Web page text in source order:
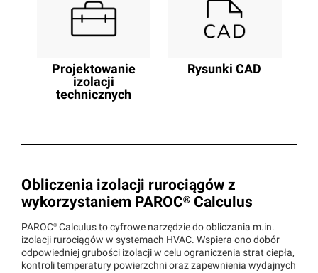
Projektowanie
izolacji
technicznych
Rysunki CAD
Obliczenia izolacji rurociągów z
wykorzystaniem PAROC® Calculus
PAROC® Calculus to cyfrowe narzędzie do obliczania m.in.
izolacji rurociągów w systemach HVAC. Wspiera ono dobór
odpowiedniej grubości izolacji w celu ograniczenia strat ciepła,
kontroli temperatury powierzchni oraz zapewnienia wydajnych